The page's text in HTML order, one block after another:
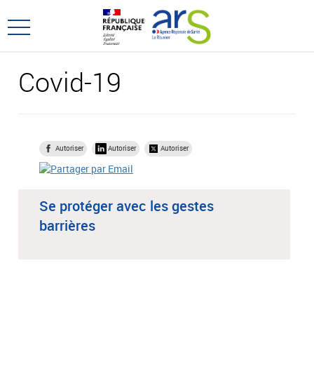
au
menu
au
contenu
Ouvrir
principal
Covid-19
Autoriser Autoriser Autoriser
Se protéger avec les gestes
barrières